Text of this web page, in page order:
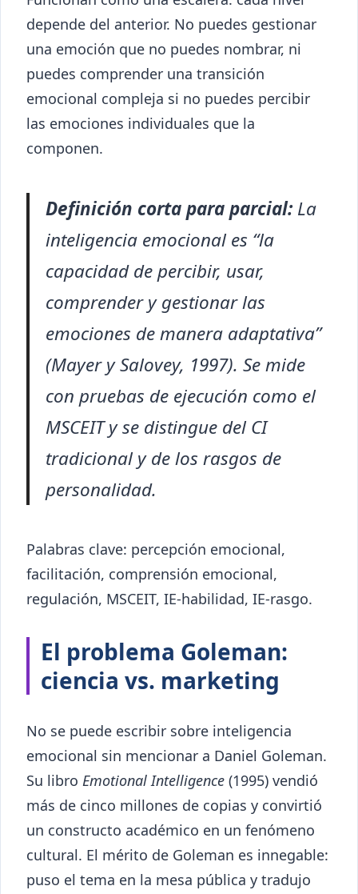
depende del anterior. No puedes gestionar
una emoción que no puedes nombrar, ni
puedes comprender una transición
emocional compleja si no puedes percibir
las emociones individuales que la
componen.
Definición corta para parcial:La
inteligencia emocional es “la
capacidad de percibir, usar,
comprender y gestionar las
emociones de manera adaptativa”
(Mayer y Salovey, 1997). Se mide
con pruebas de ejecución como el
MSCEIT y se distingue del CI
tradicional y de los rasgos de
personalidad.
Palabras clave: percepción emocional,
facilitación, comprensión emocional,
regulación, MSCEIT, IE-habilidad, IE-rasgo.
El problema Goleman:
ciencia vs. marketing
No se puede escribir sobre inteligencia
emocional sin mencionar a Daniel Goleman.
Su libro Emotional Intelligence (1995) vendió
más de cinco millones de copias y convirtió
un constructo académico en un fenómeno
cultural. El mérito de Goleman es innegable:
puso el tema en la mesa pública y tradujo